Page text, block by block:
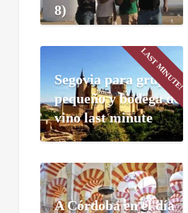
8)
LAST MINUTE!
Segovia para grupo
pequeño y bodega de
vino last minute
A Córdoba en el día